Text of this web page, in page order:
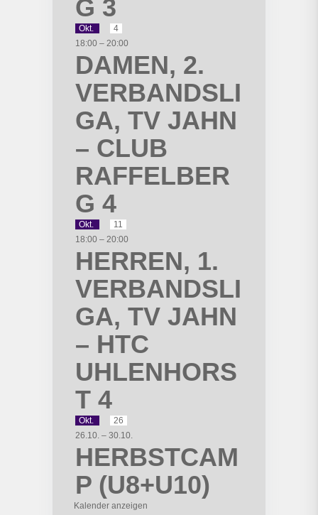
G 3
Okt.
4
18:00 – 20:00
DAMEN, 2.
VERBANDSLI
GA, TV JAHN
– CLUB
RAFFELBER
G 4
Okt.
11
18:00 – 20:00
HERREN, 1.
VERBANDSLI
GA, TV JAHN
– HTC
UHLENHORS
T 4
Okt.
26
26.10. –30.10.
HERBSTCAM
P (U8+U10)
Kalender anzeigen